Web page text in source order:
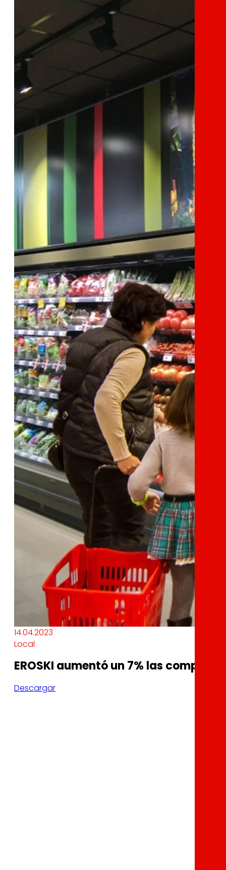
14.04.2023
Local
EROSKI aumentó un 7% las
Descargar